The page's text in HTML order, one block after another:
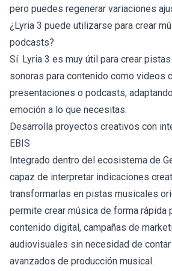
pero puedes regenerar variaciones
¿Lyria 3 puede utilizarse para crear
podcasts?
Sí. Lyria 3 es muy útil para crear
sonoras para contenido como videos
presentaciones o podcasts,
emoción a lo que necesitas.
Desarrolla proyectos creativos con
EBIS
Integrado dentro del ecosistema de
capaz de interpretar indicaciones
transformarlas en pistas musicales
permite crear música de forma rápida
contenido digital, campañas de
audiovisuales sin necesidad de
avanzados de producción musical.